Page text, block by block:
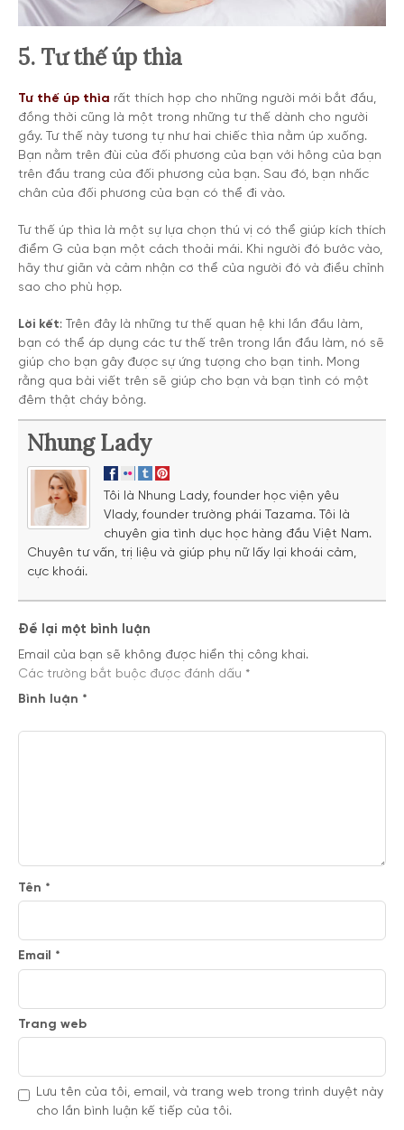
5. Tư thế úp thìa
Tư thế úp thìa rất thích hợp cho những người mới bắt đầu,
đồng thời cũng là một trong những tư thế dành cho người
gầy. Tư thế này tương tự như hai chiếc thìa nằm úp xuống.
Bạn nằm trên đùi của đối phương của bạn với hông của bạn
trên đầu trang của đối phương của bạn. Sau đó, bạn nhấc
chân của đối phương của bạn có thể đi vào.
Tư thế úp thìa là một sự lựa chọn thú vị có thể giúp kích thích
điểm G của bạn một cách thoải mái. Khi người đó bước vào,
hãy thư giãn và cảm nhận cơ thể của người đó và điều chỉnh
sao cho phù hợp.
Lời kết: Trên đây là những tư thế quan hệ khi lần đầu làm,
bạn có thể áp dụng các tư thế trên trong lần đầu làm, nó sẽ
giúp cho bạn gây được sự ứng tượng cho bạn tinh. Mong
rằng qua bài viết trên sẽ giúp cho bạn và bạn tình có một
đêm thật cháy bỏng.
Nhung Lady
Tôi là Nhung Lady, founder học viện yêu
Vlady, founder trường phái Tazama. Tôi là
chuyên gia tình dục học hàng đầu Việt Nam.
Chuyên tư vấn, trị liệu và giúp phụ nữ lấy lại khoái cảm,
cực khoái.
Để lại một bình luận
Email của bạn sẽ không được hiển thị công khai.
Các trường bắt buộc được đánh dấu *
Bình luận *
Tên *
Email *
Trang web
Lưu tên của tôi, email, và trang web trong trình duyệt này
cho lần bình luận kế tiếp của tôi.